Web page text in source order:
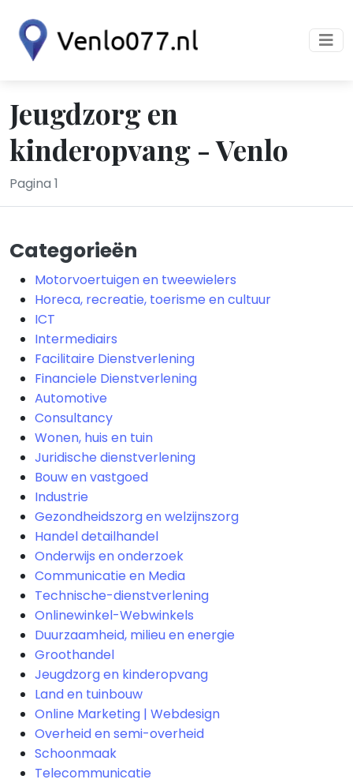
Jeugdzorg en
kinderopvang - Venlo
Pagina 1
Categorieën
Motorvoertuigen en tweewielers
Horeca, recreatie, toerisme en cultuur
ICT
Intermediairs
Facilitaire Dienstverlening
Financiele Dienstverlening
Automotive
Consultancy
Wonen, huis en tuin
Juridische dienstverlening
Bouw en vastgoed
Industrie
Gezondheidszorg en welzijnszorg
Handel detailhandel
Onderwijs en onderzoek
Communicatie en Media
Technische-dienstverlening
Onlinewinkel-Webwinkels
Duurzaamheid, milieu en energie
Groothandel
Jeugdzorg en kinderopvang
Land en tuinbouw
Online Marketing | Webdesign
Overheid en semi-overheid
Schoonmaak
Telecommunicatie